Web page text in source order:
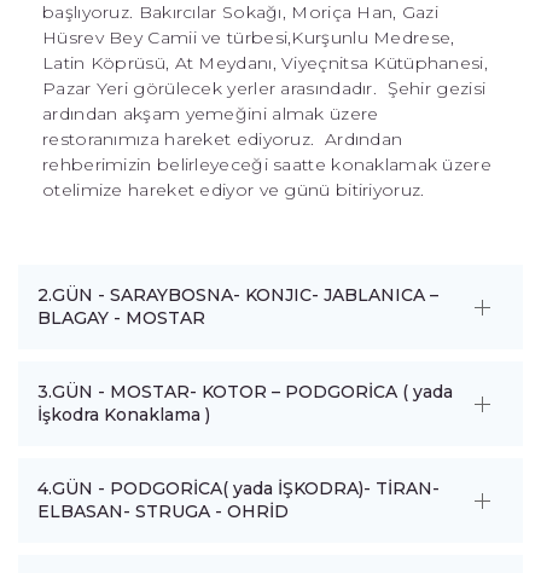
başlıyoruz. Bakırcılar Sokağı, Moriça Han, Gazi
Hüsrev Bey Camii ve türbesi,Kurşunlu Medrese,
Latin Köprüsü, At Meydanı, Viyeçnitsa Kütüphanesi,
Pazar Yeri görülecek yerler arasındadır. Şehir gezisi
ardından akşam yemeğini almak üzere
restoranımıza hareket ediyoruz. Ardından
rehberimizin belirleyeceği saatte konaklamak üzere
otelimize hareket ediyor ve günü bitiriyoruz.
2.GÜN - SARAYBOSNA- KONJIC- JABLANICA –
BLAGAY - MOSTAR
3.GÜN - MOSTAR- KOTOR – PODGORİCA ( yada
İşkodra Konaklama )
4.GÜN - PODGORİCA( yada İŞKODRA)- TİRAN-
ELBASAN- STRUGA - OHRİD